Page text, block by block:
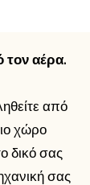
τον αέρα.
από
χώρο
δικό σας
σας